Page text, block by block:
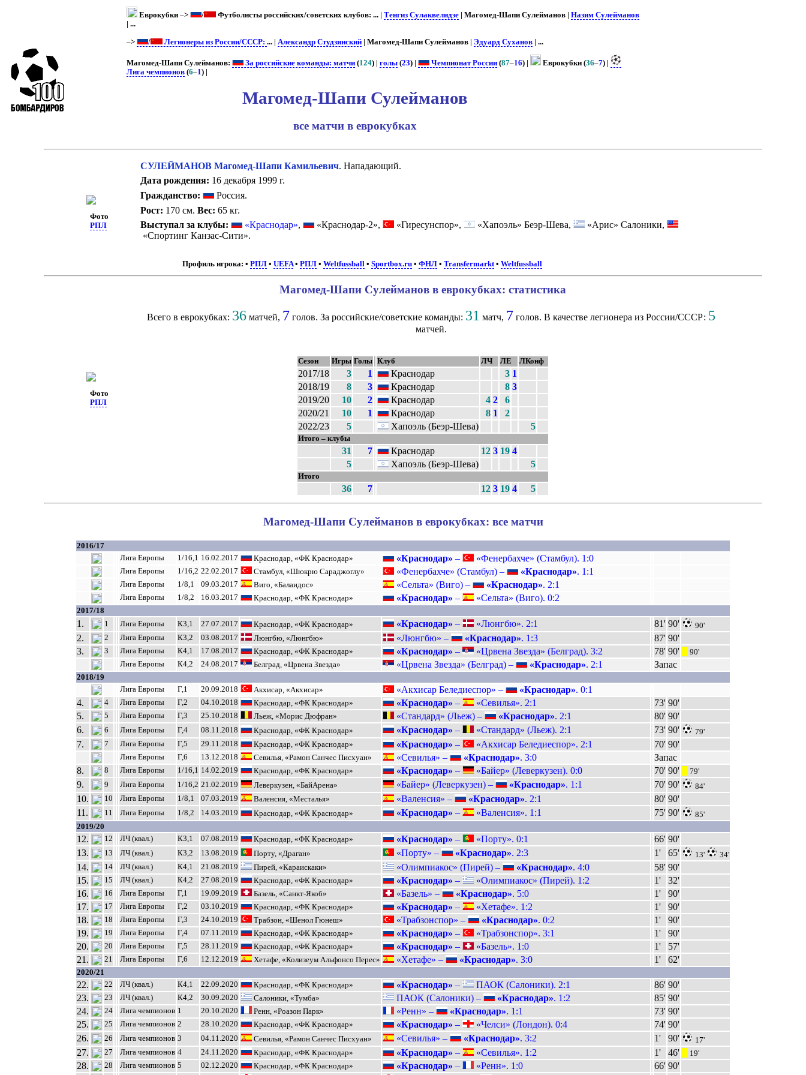
Еврокубки –> / Футболисты российских/советских клубов: ... |Тенгиз Сулаквелидзе | Магомед-Шапи Сулейманов |Назим Сулейманов
| ...
–> / Легионеры из России/СССР:... | Александр Студзинский | Магомед-Шапи Сулейманов | Эдуард Суханов | ...
Магомед-Шапи Сулейманов: За российские команды: матчи (124) |голы (23) | Чемпионат России (87–16) | Еврокубки (36–7) |
Лига чемпионов (6–1) |
Магомед-Шапи Сулейманов
все матчи в еврокубках
Фото
РПЛ
СУЛЕЙМАНОВ Магомед-Шапи Камильевич. Нападающий.
Дата рождения: 16 декабря 1999 г.
Гражданство:
Россия.
Рост: 170 см. Вес: 65 кг.
Выступал за клубы:
«Краснодар», «Краснодар-2», «Гиресунспор», «Хапоэль» Беэр-Шева,
«Арис» Салоники,
«Спортинг Канзас-Сити».
Профиль игрока: • РПЛ• UEFA• РПЛ• Weltfussball• Sportbox.ru• ФНЛ• Transfermarkt• Weltfussball
Фото
РПЛ
Магомед-Шапи Сулейманов в еврокубках: статистика
Всего в еврокубках: 36 матчей, 7 голов. За российские/советские команды: 31 матч, 7 голов. В качестве легионера из России/СССР: 5
матчей.
Сезон Игры Голы Клуб ЛЧ ЛЕ ЛКонф
2017/18 3 1 Краснодар 3 1
2018/19
8 3 Краснодар 8 3
2019/20
10 2 Краснодар 4 2
6
2020/21
10 1 Краснодар 8 1
2
2022/23
5 Хапоэль (Беэр-Шева) 5
Итого – клубы
31 7 Краснодар 12 3 19 4
5
Хапоэль (Беэр-Шева) 5
Итого
36 7 12 3 19 4 5
Магомед-Шапи Сулейманов в еврокубках: все матчи
2016/17
Лига Европы 1/16,1 16.02.2017 Краснодар, «ФК Краснодар» «Краснодар» – «Фенербахче» (Стамбул). 1:0
Лига Европы 1/16,2 22.02.2017 Стамбул, «Шюкрю Сараджоглу» «Фенербахче» (Стамбул) – «Краснодар». 1:1
Лига Европы 1/8,1 09.03.2017 Виго, «Балаидос» «Сельта» (Виго) – «Краснодар». 2:1
Лига Европы 1/8,2 16.03.2017 Краснодар, «ФК Краснодар» «Краснодар» – «Сельта» (Виго). 0:2
2017/18
1. 1 Лига Европы К3,1 27.07.2017 Краснодар, «ФК Краснодар» «Краснодар» – «Люнгбю». 2:1 81' 90' 90'
2. 2 Лига Европы К3,2 03.08.2017 Люнгбю, «Люнгбю» «Люнгбю» – «Краснодар». 1:3 87' 90'
3.
3 Лига Европы К4,1 17.08.2017 Краснодар, «ФК Краснодар» «Краснодар» – «Црвена Звезда» (Белград). 3:2 78' 90'
90'
Лига Европы
К4,2 24.08.2017 Белград, «Црвена Звезда» «Црвена Звезда» (Белград) – «Краснодар». 2:1 Запас
2018/19
Лига Европы Г,1 20.09.2018 Акхисар, «Акхисар» «Акхисар Беледиеспор» – «Краснодар». 0:1
4.
4 Лига Европы Г,2 04.10.2018 Краснодар, «ФК Краснодар» «Краснодар» – «Севилья». 2:1 73' 90'
5.
5 Лига Европы Г,3 25.10.2018 Льеж, «Морис Дюфран» «Стандард» (Льеж) – «Краснодар». 2:1 80' 90'
6.
6 Лига Европы Г,4 08.11.2018 Краснодар, «ФК Краснодар» «Краснодар» – «Стандард» (Льеж). 2:1 73' 90' 79'
7. 7 Лига Европы Г,5 29.11.2018 Краснодар, «ФК Краснодар» «Краснодар» – «Акхисар Беледиеспор». 2:1 70' 90'
Лига Европы Г,6 13.12.2018 Севилья, «Рамон Санчес Писхуан» «Севилья» – «Краснодар». 3:0
Запас
8.
8 Лига Европы 1/16,1 14.02.2019 Краснодар, «ФК Краснодар» «Краснодар» – «Байер» (Леверкузен). 0:0 70' 90' 79'
9. 9 Лига Европы 1/16,2 21.02.2019 Леверкузен, «БайАрена» «Байер» (Леверкузен) – «Краснодар». 1:1 70' 90' 84'
10. 10 Лига Европы 1/8,1 07.03.2019 Валенсия, «Месталья» «Валенсия» – «Краснодар». 2:1 80' 90'
11.
11 Лига Европы 1/8,2 14.03.2019 Краснодар, «ФК Краснодар» «Краснодар» – «Валенсия». 1:1 75' 90' 85'
2019/20
12. 12 ЛЧ (квал.) К3,1 07.08.2019 Краснодар, «ФК Краснодар» «Краснодар» – «Порту». 0:1 66' 90'
13.
13 ЛЧ (квал.) К3,2 13.08.2019 Порту, «Драган» «Порту» – «Краснодар». 2:3 1' 65' 13' 34'
14. 14 ЛЧ (квал.) К4,1 21.08.2019 Пирей, «Караискаки» «Олимпиакос» (Пирей) – «Краснодар». 4:0 58' 90'
15.
15 ЛЧ (квал.) К4,2 27.08.2019 Краснодар, «ФК Краснодар» «Краснодар» – «Олимпиакос» (Пирей). 1:2 1'
32'
16.
16 Лига Европы Г,1 19.09.2019 Базель, «Санкт-Якоб» «Базель» – «Краснодар». 5:0 1'
90'
17.
17 Лига Европы Г,2 03.10.2019 Краснодар, «ФК Краснодар» «Краснодар» – «Хетафе». 1:2 1'
90'
18.
18 Лига Европы Г,3 24.10.2019 Трабзон, «Шенол Гюнеш» «Трабзонспор» – «Краснодар». 0:2 1'
90'
19.
19 Лига Европы Г,4 07.11.2019 Краснодар, «ФК Краснодар» «Краснодар» – «Трабзонспор». 3:1 1'
90'
20.
20 Лига Европы Г,5 28.11.2019 Краснодар, «ФК Краснодар» «Краснодар» – «Базель». 1:0 1'
57'
21.
21 Лига Европы Г,6 12.12.2019 Хетафе, «Колизеум Альфонсо Перес» «Хетафе» – «Краснодар». 3:0 1' 62'
2020/21
22. 22 ЛЧ (квал.) К4,1 22.09.2020 Краснодар, «ФК Краснодар» «Краснодар» – ПАОК (Салоники). 2:1 86' 90'
23.
23 ЛЧ (квал.) К4,2 30.09.2020 Салоники, «Тумба» ПАОК (Салоники) – «Краснодар». 1:2 85' 90'
24.
24 Лига чемпионов 1 20.10.2020 Ренн, «Роазон Парк» «Ренн» – «Краснодар». 1:1 73' 90'
25.
25 Лига чемпионов 2 28.10.2020 Краснодар, «ФК Краснодар» «Краснодар» – «Челси» (Лондон). 0:4 74' 90'
26.
26 Лига чемпионов 3 04.11.2020 Севилья, «Рамон Санчес Писхуан» «Севилья» – «Краснодар». 3:2 1' 90' 17'
27. 27 Лига чемпионов 4 24.11.2020 Краснодар, «ФК Краснодар» «Краснодар» – «Севилья». 1:2 1' 46' 19'
28. 28 Лига чемпионов 5 02.12.2020 Краснодар, «ФК Краснодар» «Краснодар» – «Ренн». 1:0 66' 90'